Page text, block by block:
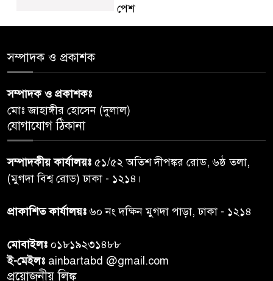
পেশ
৫
ঝড়বৃষ্টির পূর্বাভাস
৬
অনুশ্রীর, মিলল হারমোনিয়াম
উপহার
৭
২০ আগস্ট রাষ্ট্রপতি নির্বাচন,
বান্দরবান বিজিবি সেক্টর সদর দপ্তর
৯
সম্পাদক ও প্রকাশক
সম্পাদক ও প্রকাশকঃ
মোঃ জাহাঙ্গীর হোসেন (দুলাল)
যোগাযোগ ঠিকানা
সম্পাদকীয় কার্যালয়ঃ ৫১/৫২ অতিশ দীপঙ্কর রোড, ৬ষ্ঠ তলা,
(মুগদা বিশ্ব রোড) ঢাকা - ১২১৪।
প্রাকাশিত কার্যালয়ঃ৬০ নং দক্ষিন মুগদা পাড়া, ঢাকা - ১২১৪
মোবাইলঃ ০১৮১৯২৩১৪৮৮
ই-মেইলঃ ainbartabd @gmail.com
প্রয়োজনীয় লিঙ্ক